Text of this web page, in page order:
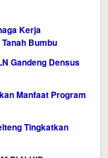
Kerja
Bumbu
Gandeng Densus
Manfaat Program
Tingkatkan